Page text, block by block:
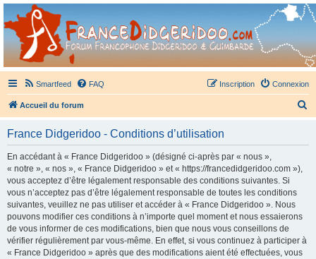
France Didgeridoo
Didgeridoo et Guimbarde sur France Didgeridoo - retrouvez la communauté.
Smartfeed FAQ Connexion
Inscription
Accueil du forum
France Didgeridoo - Conditions d’utilisation
En accédant à « France Didgeridoo » (désigné ci-après par « nous »,
« notre », « nos », « France Didgeridoo » et « https://francedidgeridoo.com »),
vous acceptez d’être légalement responsable des conditions suivantes. Si
vous n’acceptez pas d’être légalement responsable de toutes les conditions
suivantes, veuillez ne pas utiliser et accéder à « France Didgeridoo ». Nous
pouvons modifier ces conditions à n’importe quel moment et nous essaierons
de vous informer de ces modifications, bien que nous vous conseillons de
vérifier régulièrement par vous-même. En effet, si vous continuez à participer à
« France Didgeridoo » après que des modifications aient été effectuées, vous